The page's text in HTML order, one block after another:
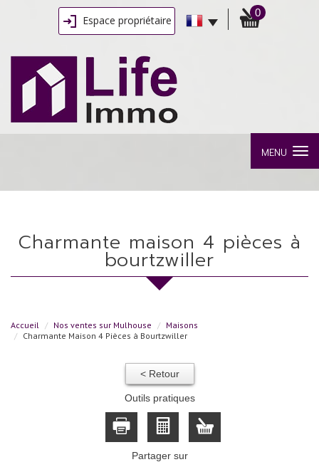
Espace propriétaire
0
MENU
charmante maison 4 pièces à
bourtzwiller
Accueil Nos ventes sur Mulhouse
Maisons
Charmante Maison 4 Pièces à Bourtzwiller
< Retour
Outils pratiques
Partager sur